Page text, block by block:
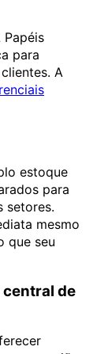
Papéis
para
A
estoque
para
setores.
mesmo
que seu
central de